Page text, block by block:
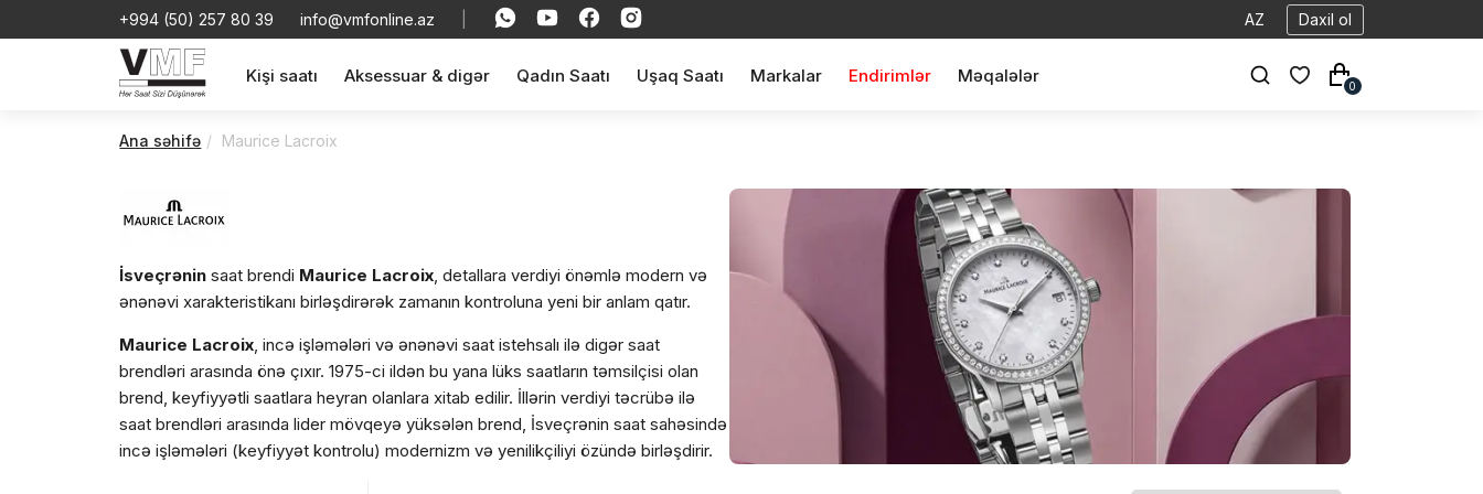
+994 (50) 257 80 39 info@vmfonline.az AZ Daxil ol
Kişi saatı Aksessuar & digər Qadın Saatı Uşaq Saatı Markalar Endirimlər Məqalələr
0
Ana səhifə Maurice Lacroix
İsveçrənin saat brendi Maurice Lacroix, detallara verdiyi önəmlə modern və
ənənəvi xarakteristikanı birləşdirərək zamanın kontroluna yeni bir anlam qatır.
Maurice Lacroix, incə işləmələri və ənənəvi saat istehsalı ilə digər saat
brendləri arasında önə çıxır. 1975-ci ildən bu yana lüks saatların təmsilçisi olan
brend, keyfiyyətli saatlara heyran olanlara xitab edilir. İllərin verdiyi təcrübə ilə
saat brendləri arasında lider mövqeyə yüksələn brend, İsveçrənin saat sahəsində
incə işləmələri (keyfiyyət kontrolu) modernizm və yenilikçiliyi özündə birləşdirir.